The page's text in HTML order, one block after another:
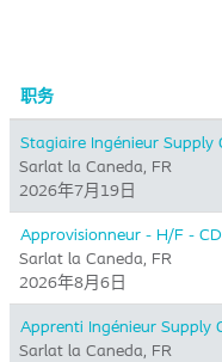
职务
Stagiaire Ingénieur Supply
Sarlat la Caneda, FR
2026年7月19日
Approvisionneur - H/F -
Sarlat la Caneda, FR
2026年8月6日
Apprenti Ingénieur Supply
Sarlat la Caneda, FR